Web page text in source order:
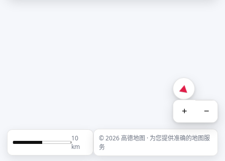
+ −
10
km
© 2026 高德地图 · 为您提供准确的地图服
务